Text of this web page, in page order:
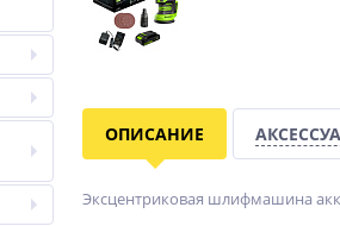
ОПИСАНИЕ
Эксцентриковая шлифмашина